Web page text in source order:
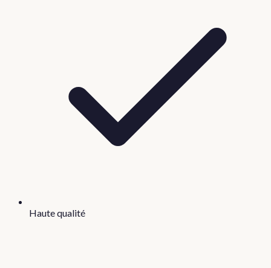
Haute qualité